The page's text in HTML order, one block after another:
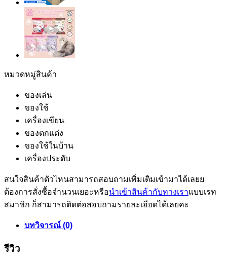
หมวดหมู่สินค้า
ของเล่น
ของใช้
เครื่องเขียน
ของตกแต่ง
ของใช้ในบ้าน
เครื่องประดับ
สนใจสินค้าตัวไหนสามารถสอบถามเพิ่มเติมเข้ามาได้เลยย
ต้องการสั่งซื้อจำนวนเยอะหรือนำเข้าสินค้ากับทางเราแบบเรท
สมาชิก ก็สามารถติดต่อสอบถามรายละเอียดได้เลยคะ
บทวิจารณ์ (0)
รีวิว